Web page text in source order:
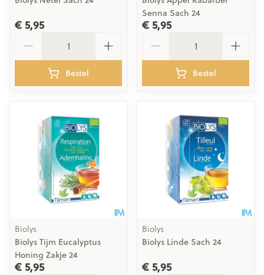
€ 5,95
Bestel
Senna Sach 24
€ 5,95
Bestel
Biolys
Biolys Tijm Eucalyptus
Honing Zakje 24
€ 5,95
Biolys
Biolys Linde Sach 24
€ 5,95